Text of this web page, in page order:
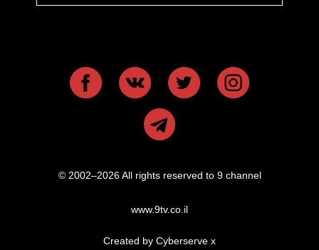
© 2002–2026 All rights reserved to 9 channel
www.9tv.co.il
Created by Cyberserve x